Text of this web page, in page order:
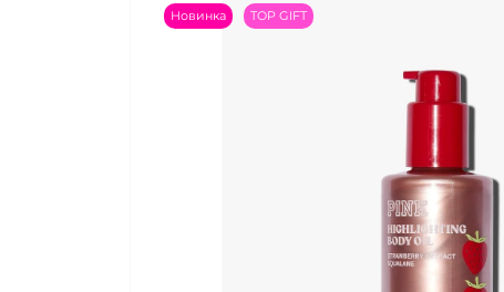
Новинка TOP GIFT